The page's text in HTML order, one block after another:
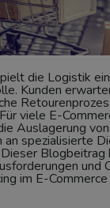
die Logistik
Kunden
viele E-
Auslagerung von
an spezialisierte
Blogbeitrag
und
im E-